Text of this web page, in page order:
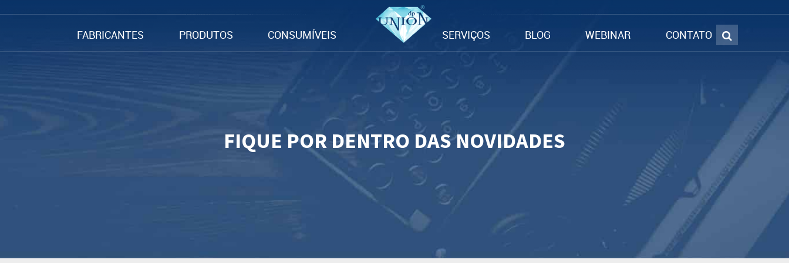
FABRICANTES PRODUTOS CONSUMÍVEIS SERVIÇOS BLOG WEBINAR CONTATO
FIQUE POR DENTRO DAS NOVIDADES